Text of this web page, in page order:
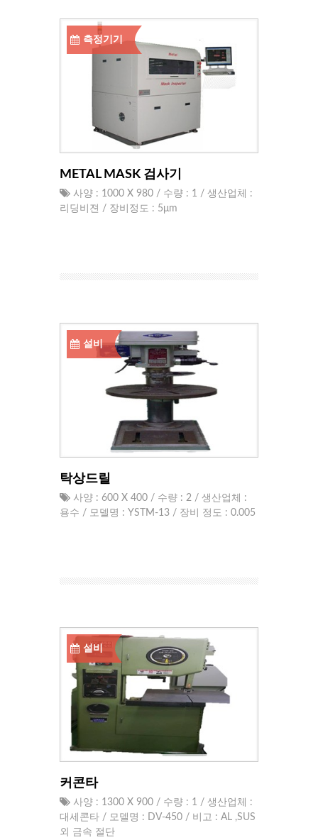
측정기기
METAL MASK 검사기
사양 : 1000 X 980 / 수량 : 1 / 생산업체 :
리딩비젼 / 장비정도 : 5μm
설비
탁상드릴
사양 : 600 X 400 / 수량 : 2 / 생산업체 :
용수 / 모델명 : YSTM-13 / 장비 정도 : 0.005
설비
커콘타
사양 : 1300 X 900 / 수량 : 1 / 생산업체 :
대세콘타 / 모델명 : DV-450 / 비고 : AL ,SUS
외 금속 절단